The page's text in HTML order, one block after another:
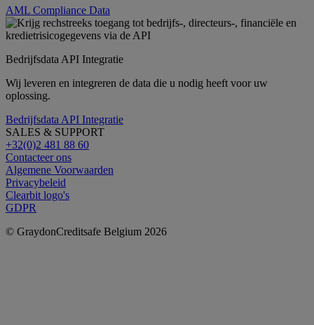
AML Compliance Data
Bedrijfsdata API Integratie
Wij leveren en integreren de data die u nodig heeft voor uw
oplossing.
Bedrijfsdata API Integratie
SALES & SUPPORT
+32(0)2 481 88 60
Contacteer ons
Algemene Voorwaarden
Privacybeleid
Clearbit logo's
GDPR
© GraydonCreditsafe Belgium 2026